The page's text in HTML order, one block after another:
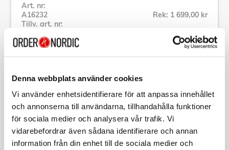
Denna webbplats använder cookies
Vi använder enhetsidentifierare för att anpassa innehållet
och annonserna till användarna, tillhandahålla funktioner
för sociala medier och analysera vår trafik. Vi
vidarebefordrar även sådana identifierare och annan
information från din enhet till de sociala medier och
Art. nr:
A16232
Tillv. art. nr:
Rek: 1 699,00 kr
Se alla produkter inom LogiLink
Beskrivning
Art. nr:A16232